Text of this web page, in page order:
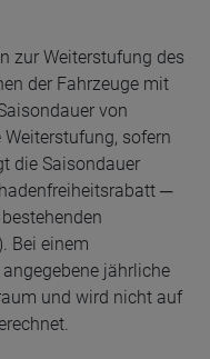
zur Weiterstufung des
der Fahrzeuge mit
von
sofern
die Saisondauer
─
Bei einem
jährliche
und wird nicht auf